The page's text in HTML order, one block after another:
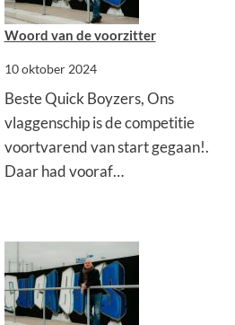
Woord van de voorzitter
10 oktober 2024
Beste Quick Boyzers, Ons
vlaggenschip is de competitie
voortvarend van start gegaan!.
Daar had vooraf…